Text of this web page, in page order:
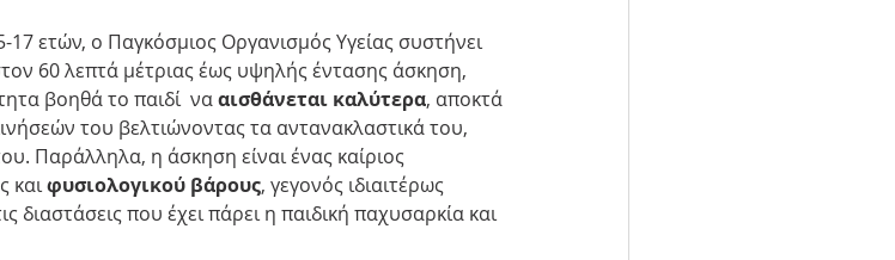
17 ετών, ο Παγκόσμιος Οργανισμός Υγείας συστήνει
60 λεπτά μέτριας έως υψηλής έντασης άσκηση,
βοηθά το παιδί  να αισθάνεται καλύτερα, αποκτά
του βελτιώνοντας τα αντανακλαστικά του,
Παράλληλα, η άσκηση είναι ένας καίριος
και φυσιολογικού βάρους, γεγονός ιδιαιτέρως
διαστάσεις που έχει πάρει η παιδική παχυσαρκία και